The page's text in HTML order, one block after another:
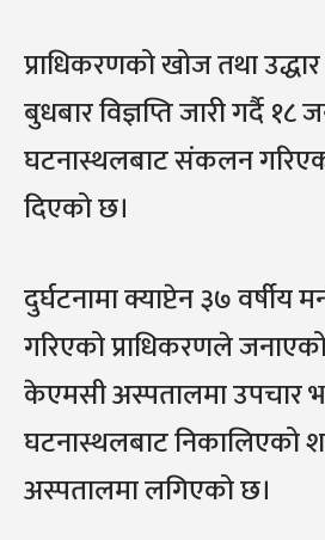
प्राधिकरणको खोज तथा
बुधबार विज्ञप्ति जारी गर्दै
घटनास्थलबाट संकलन
दिएको छ।
दुर्घटनामा क्याप्टेन ३७ वर्षीय
गरिएको प्राधिकरणले
केएमसी अस्पतालमा उपचार
घटनास्थलबाट निकालिएको
अस्पतालमा लगिएको छ।